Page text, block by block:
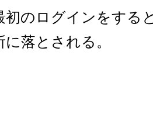
初のログインをする
落とされる。